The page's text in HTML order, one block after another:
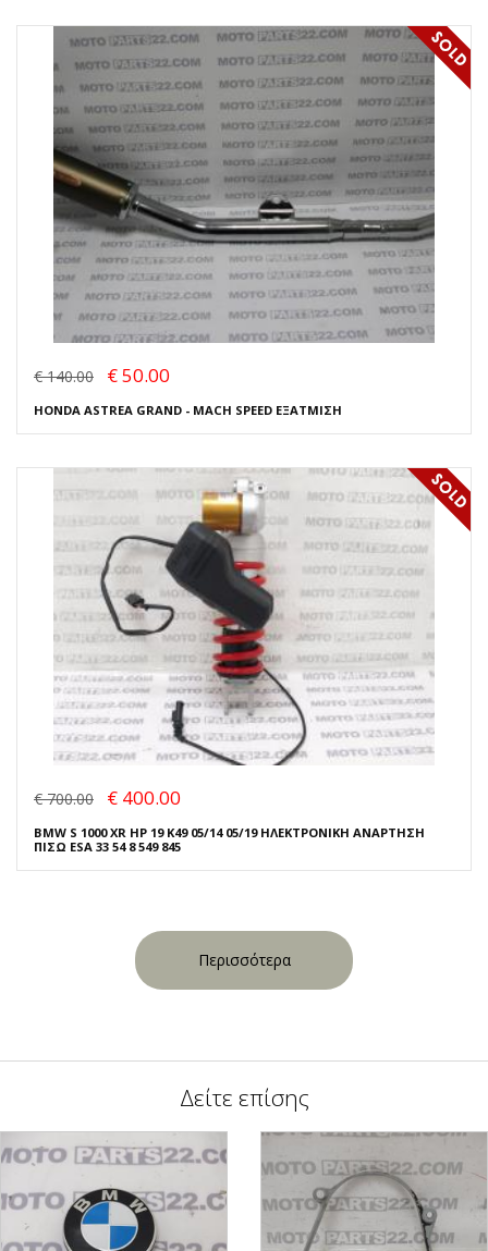
€ 140.00 € 50.00
HONDA ASTREA GRAND - MACH SPEED ΕΞΑΤΜΙΣΗ
€ 700.00 € 400.00
BMW S 1000 XR HP 19 K49 05/14 05/19 ΗΛΕΚΤΡΟΝΙΚΗ ΑΝΑΡΤΗΣΗ
ΠΙΣΩ ESA 33 54 8 549 845
Περισσότερα
Δείτε επίσης